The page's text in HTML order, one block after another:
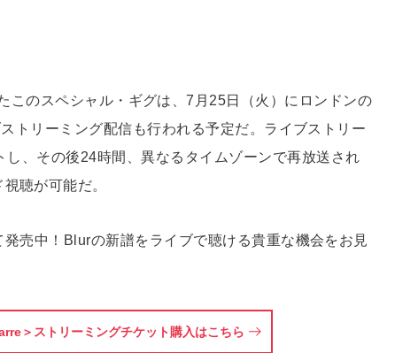
のスペシャル・ギグは、7月25日（火）にロンドンの
トリーミング配信も行われる予定だ。ライブストリー
、その後24時間、異なるタイムゾーンで再放送され
聴が可能だ。
売中！Blurの新譜をライブで聴ける貴重な機会をお見
＞ストリーミングチケット購入はこちら